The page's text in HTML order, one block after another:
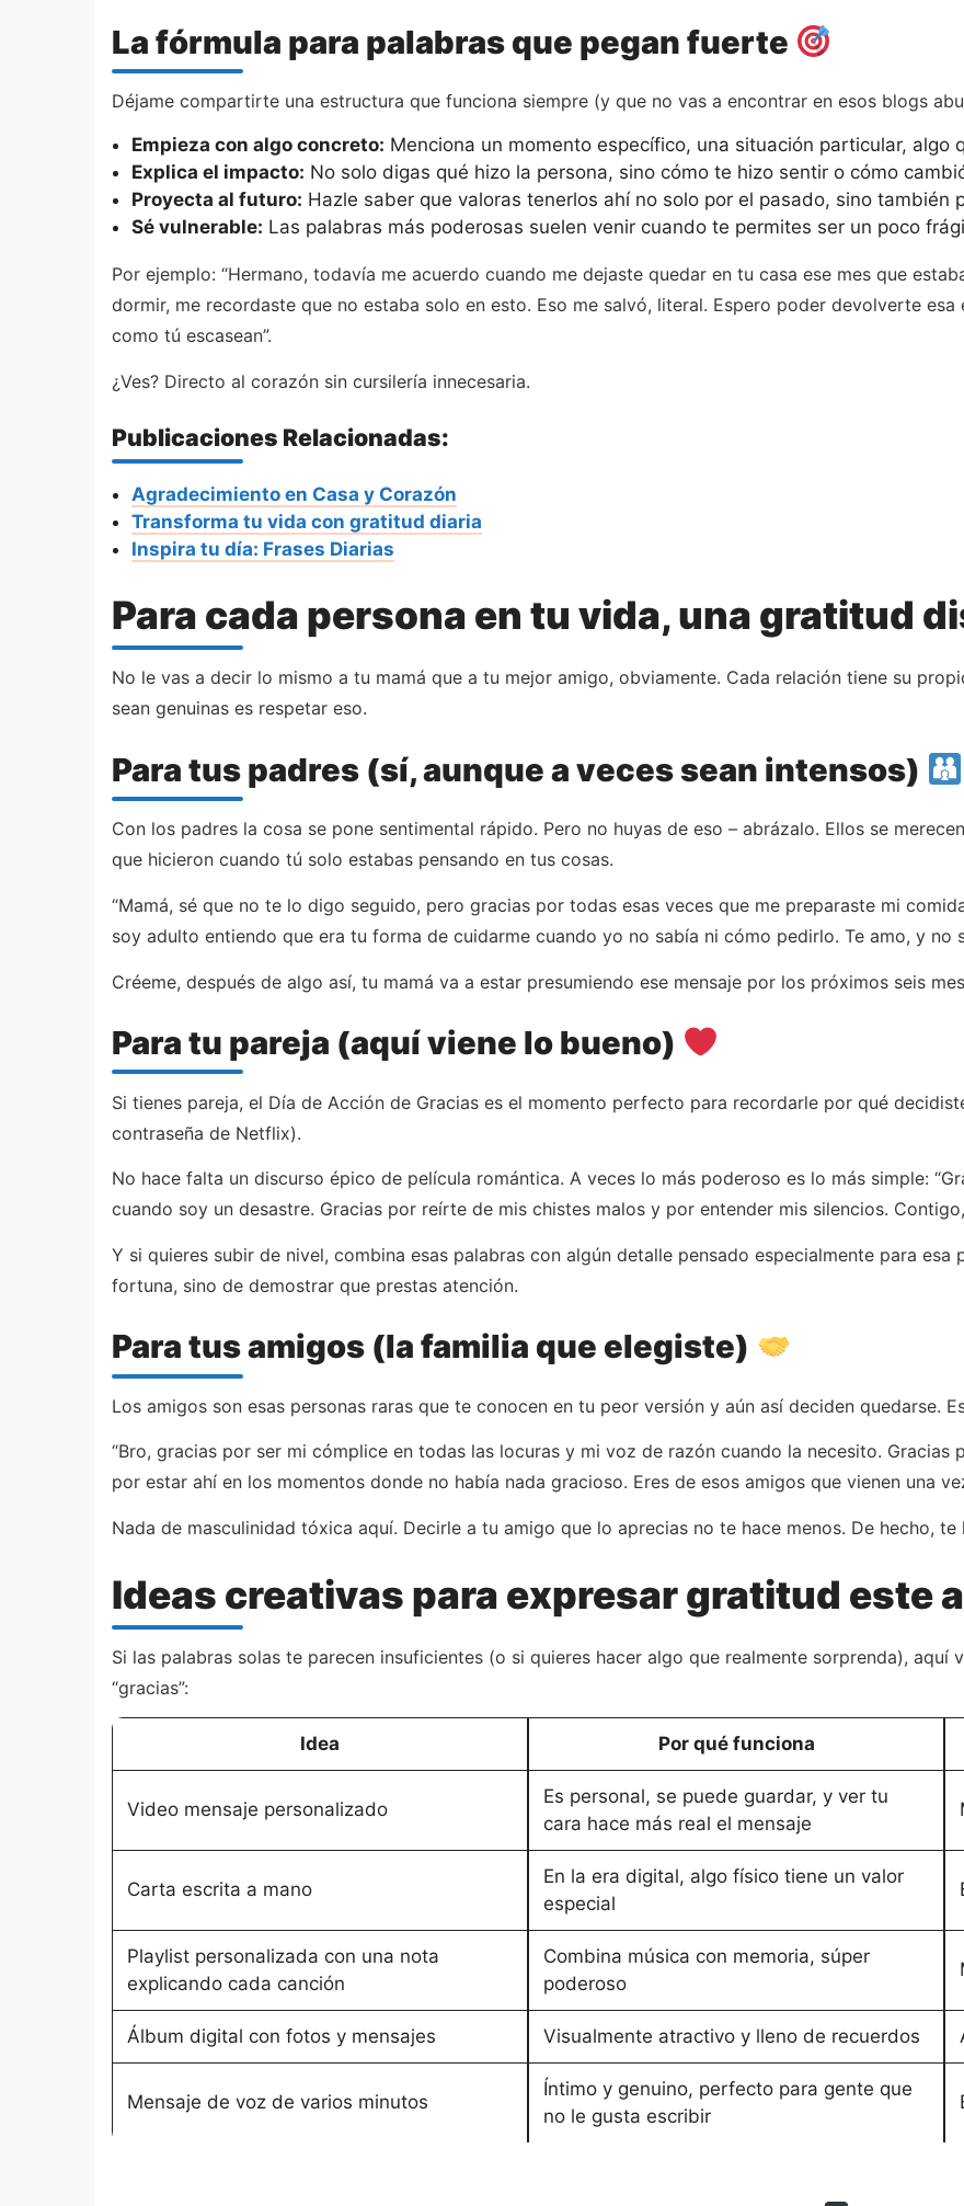
La fórmula para palabras que pegan fuerte
Déjame compartirte una estructura que funciona siempre (y que no vas a encontrar en esos blogs
Empieza con algo concreto: Menciona un momento específico, una situación particular, algo
Explica el impacto: No solo digas qué hizo la persona, sino cómo te hizo sentir o cómo
Proyecta al futuro: Hazle saber que valoras tenerlos ahí no solo por el pasado, sino también
Sé vulnerable: Las palabras más poderosas suelen venir cuando te permites ser un poco
Por ejemplo: “Hermano, todavía me acuerdo cuando me dejaste quedar en tu casa ese mes que
dormir, me recordaste que no estaba solo en esto. Eso me salvó, literal. Espero poder devolverte
como tú escasean”.
¿Ves? Directo al corazón sin cursilería innecesaria.
Publicaciones Relacionadas:
Agradecimiento en Casa y Corazón
Transforma tu vida con gratitud diaria
Inspira tu día: Frases Diarias
Para cada persona en tu vida, una gratitud
No le vas a decir lo mismo a tu mamá que a tu mejor amigo, obviamente. Cada relación tiene su
sean genuinas es respetar eso.
Para tus padres (sí, aunque a veces sean intensos)
Con los padres la cosa se pone sentimental rápido. Pero no huyas de eso – abrázalo. Ellos se
que hicieron cuando tú solo estabas pensando en tus cosas.
“Mamá, sé que no te lo digo seguido, pero gracias por todas esas veces que me preparaste mi
soy adulto entiendo que era tu forma de cuidarme cuando yo no sabía ni cómo pedirlo. Te amo, y no
Créeme, después de algo así, tu mamá va a estar presumiendo ese mensaje por los próximos seis
Para tu pareja (aquí viene lo bueno)
Si tienes pareja, el Día de Acción de Gracias es el momento perfecto para recordarle por qué
contraseña de Netflix).
No hace falta un discurso épico de película romántica. A veces lo más poderoso es lo más simple:
cuando soy un desastre. Gracias por reírte de mis chistes malos y por entender mis silencios.
Y si quieres subir de nivel, combina esas palabras con algún detalle pensado especialmente para esa
fortuna, sino de demostrar que prestas atención.
Para tus amigos (la familia que elegiste)
Los amigos son esas personas raras que te conocen en tu peor versión y aún así deciden quedarse.
“Bro, gracias por ser mi cómplice en todas las locuras y mi voz de razón cuando la necesito.
por estar ahí en los momentos donde no había nada gracioso. Eres de esos amigos que vienen una
Nada de masculinidad tóxica aquí. Decirle a tu amigo que lo aprecias no te hace menos. De hecho, te
Ideas creativas para expresar gratitud este
Si las palabras solas te parecen insuficientes (o si quieres hacer algo que realmente sorprenda), aquí
“gracias”:
Idea Por qué funciona
Video mensaje personalizado
Es personal, se puede guardar, y ver tu
cara hace más real el mensaje
Carta escrita a mano
En la era digital, algo físico tiene un valor
especial
Playlist personalizada con una nota
explicando cada canción
Combina música con memoria, súper
poderoso
Álbum digital con fotos y mensajes Visualmente atractivo y lleno de recuerdos
Mensaje de voz de varios minutos
Íntimo y genuino, perfecto para gente que
no le gusta escribir